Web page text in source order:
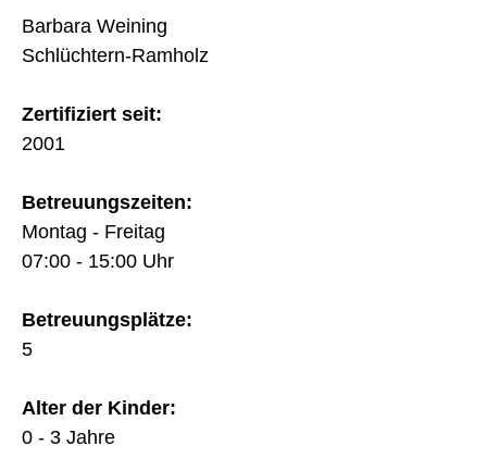
Barbara Weining
Schlüchtern-Ramholz
Zertifiziert seit:
2001
Betreuungszeiten:
Montag - Freitag
07:00 - 15:00 Uhr
Betreuungsplätze:
5
Alter der Kinder:
0 - 3 Jahre